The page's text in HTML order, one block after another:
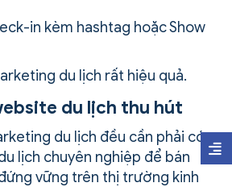
in kèm hashtag hoặc Show
du lịch rất hiệu quả.
du lịch thu hút
du lịch đều cần phải có
lịch chuyên nghiệp để bán
vững trên thị trường kinh